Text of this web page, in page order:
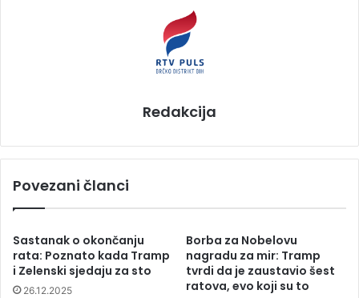
Redakcija
Povezani članci
Sastanak o okončanju
rata: Poznato kada Tramp
i Zelenski sjedaju za sto
26.12.2025
Borba za Nobelovu
nagradu za mir: Tramp
tvrdi da je zaustavio šest
ratova, evo koji su to